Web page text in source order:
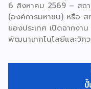
6 สิงหาคม 2569 – สถา
(องค์การมหาชน) หรือ
ของประเทศ เปิดฉากงา
พัฒนาเทคโนโลยีและวิ
โดยมี สถาบันเทคโนโล
สทน. รับหน้าที่เป็นเจ้า
มุ่งระดมสมองวิศวกรแล